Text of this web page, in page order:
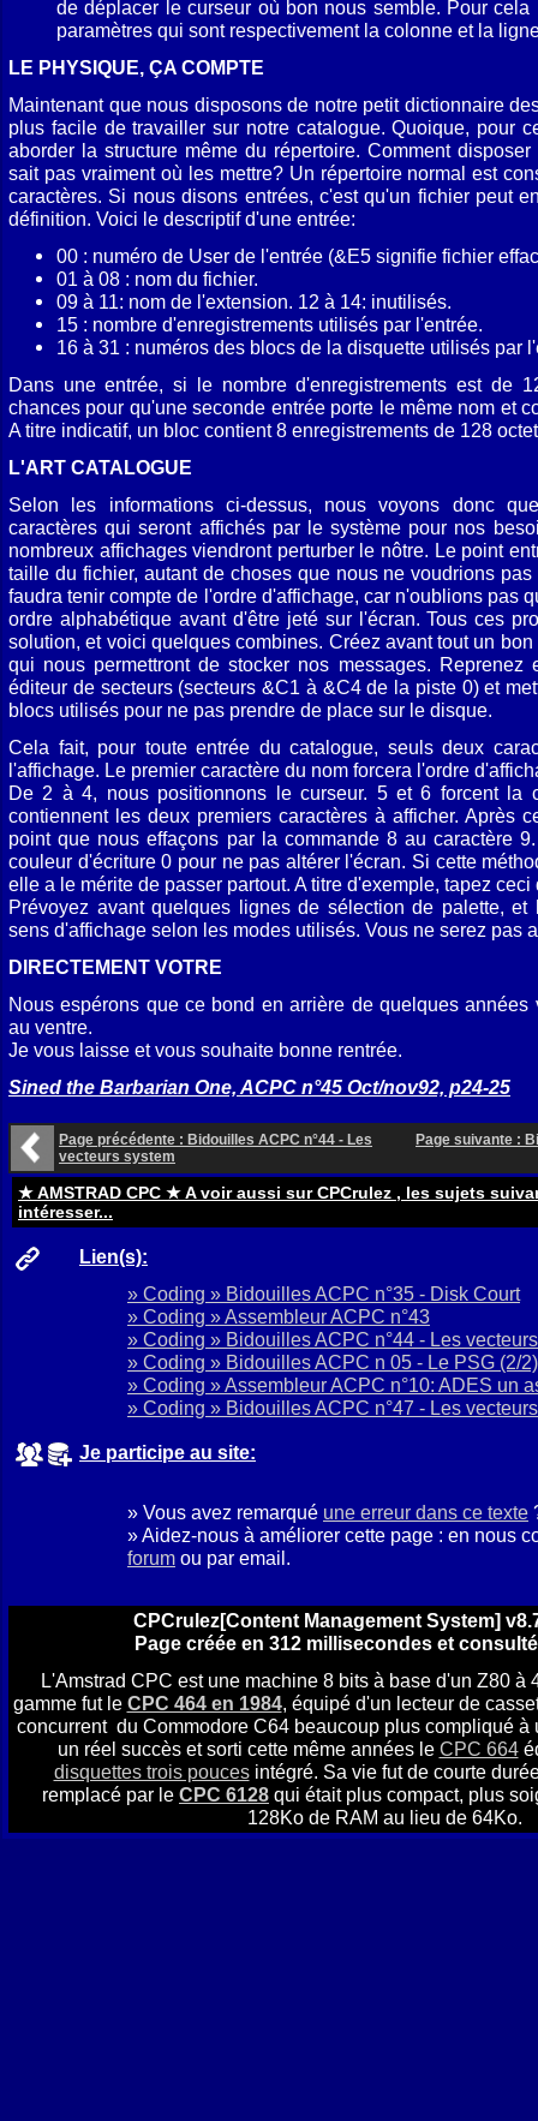
de déplacer le curseur où bon nous semble. Pour
paramètres qui sont respective­ment la colonne et la
LE PHYSIQUE, ÇA COMPTE
Maintenant que nous disposons de notre petit dictionnaire
plus facile de travailler sur notre catalogue. Quoique, pour
abor­der la structure même du répertoire. Comment
sait pas vraiment où les mettre? Un répertoire normal est
caractères. Si nous disons entrées, c'est qu'un fichier peut
définition. Voici le descriptif d'une entrée:
00 : numéro de User de l'entrée (&E5 signifie fichier
01 à 08 : nom du fichier.
09 à 11: nom de l'extension. 12 à 14: inutilisés.
15 : nombre d'enregistrements utilisés par l'entrée.
16 à 31 : numéros des blocs de la disquette utilisés par
Dans une entrée, si le nombre d'enregistrements est de
chances pour qu'une seconde entrée porte le même nom et
A titre indicatif, un bloc contient 8 enregistrements de 128
L'ART CATALOGUE
Selon les informations ci-dessus, nous voyons donc
caractères qui seront affichés par le système pour nos
nombreux affi­chages viendront perturber le nôtre. Le point
taille du fichier, autant de choses que nous ne voudrions
faudra tenir compte de l'ordre d'affichage, car n'oublions pas
ordre alphabétique avant d'être jeté sur l'écran. Tous ces
solution, et voici quelques combines. Créez avant tout un
qui nous permettront de stocker nos messages. Reprenez
éditeur de secteurs (secteurs &C1 à &C4 de la piste 0) et
blocs utilisés pour ne pas prendre de place sur le disque.
Cela fait, pour toute entrée du catalogue, seuls deux
l'affichage. Le premier carac­tère du nom forcera l'ordre
De 2 à 4, nous positionnons le curseur. 5 et 6 forcent la
contiennent les deux premiers carac­tères à afficher. Après
point que nous effaçons par la commande 8 au caractère
couleur d'écriture 0 pour ne pas altérer l'écran. Si cette
elle a le mérite de passer partout. A titre d'exemple, tapez
Prévoyez avant quelques lignes de sélection de palette,
sens d'affichage selon les modes utilisés. Vous ne serez pas
DIRECTEMENT VOTRE
Nous espérons que ce bond en arrière de quelques
au ventre.
Je vous laisse et vous souhaite bonne rentrée.
Sined the Barbarian One, ACPC n°45 Oct/nov92, p24-25
Page précédente : Bidouilles ACPC n°44 - Les
vecteurs system
Page suivante :
★ AMSTRAD CPC ★ A voir aussi sur CPCrulez , les sujets
intéresser...
Lien(s):
» Coding » Bidouilles ACPC n°35 - Disk Court
» Coding » Assembleur ACPC n°43
» Coding » Bidouilles ACPC n°44 - Les
» Coding » Bidouilles ACPC n 05 - Le PSG (2/2)
» Coding » Assembleur ACPC n°10: ADES un
» Coding » Bidouilles ACPC n°47 - Les
Je participe au site:
» Vous avez remarqué une erreur dans ce texte
» Aidez-nous à améliorer cette page : en nous
forum ou par email.
CPCrulez[Content Management System]
Page créée en 312 millisecondes et
L'Amstrad CPC est une machine 8 bits à base d'un Z80 à
gamme fut le CPC 464 en 1984, équipé d'un lecteur de
concurrent du Commodore C64 beaucoup plus compliqué à
un réel succès et sorti cette même années le CPC 664
disquettes trois poucesintégré. Sa vie fut de courte
remplacé par le CPC 6128 qui était plus compact, plus
128Ko de RAM au lieu de 64Ko.